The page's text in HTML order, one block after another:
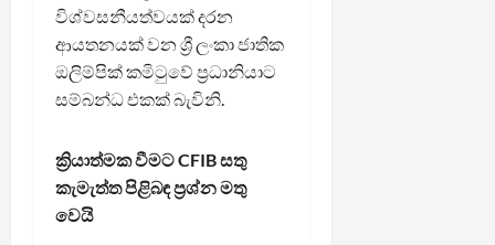
විශ්වසනීයත්වයක් දරන
ආයතනයක් වන ශ්‍රී ලංකා ජාතික
ඔලිම්පික් කමිටුවේ ප්‍රධානියාට
සම්බන්ධ එකක් බැවිනි.
ක්‍රියාත්මක වීමට CFIB සතු
කැමැත්ත පිළිබඳ ප්‍රශ්න මතු
වෙයි